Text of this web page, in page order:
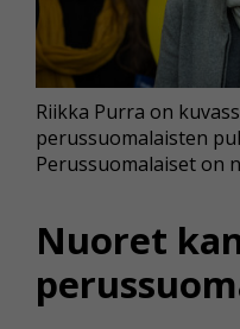
Nuoret
Riikka Purra on
perussuomalaisten
Perussuomalaiset on